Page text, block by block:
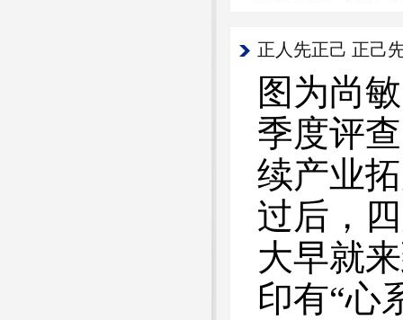
正人先正己 正己
图为尚
季度评
续产业
过后，
大早就
印有“心